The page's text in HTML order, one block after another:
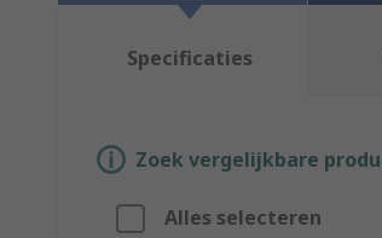
Specificaties
Zoek vergelijkbare
Alles selecteren